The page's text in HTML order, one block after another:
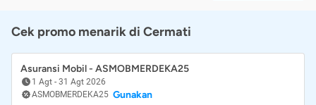
Cek promo menarik di Cermati
Asuransi Mobil - ASMOBMERDEKA25
1 Agt - 31 Agt 2026
ASMOBMERDEKA25 Gunakan